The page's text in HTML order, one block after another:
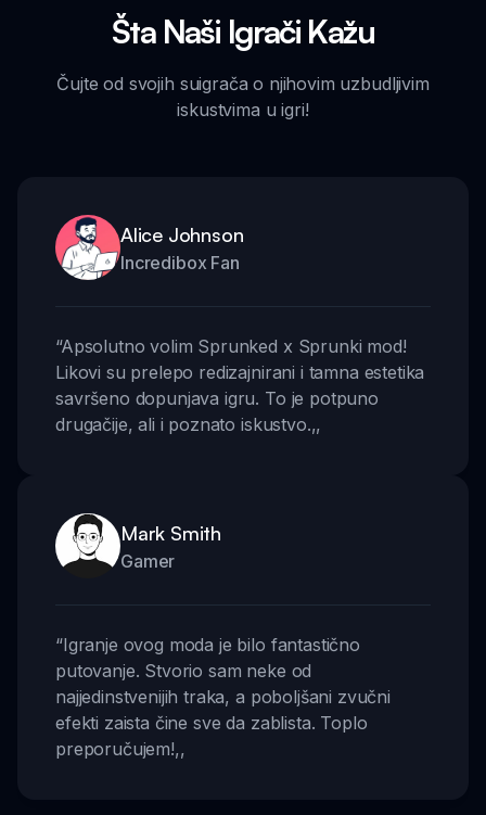
Šta Naši Igrači Kažu
Čujte od svojih suigrača o njihovim uzbudljivim
iskustvima u igri!
Alice Johnson
Incredibox Fan
“Apsolutno volim Sprunked x Sprunki mod!
Likovi su prelepo redizajnirani i tamna estetika
savršeno dopunjava igru. To je potpuno
drugačije, ali i poznato iskustvo.,,
Mark Smith
Gamer
“Igranje ovog moda je bilo fantastično
putovanje. Stvorio sam neke od
najjedinstvenijih traka, a poboljšani zvučni
efekti zaista čine sve da zablista. Toplo
preporučujem!,,